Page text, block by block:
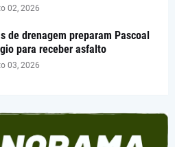
02, 2026
de drenagem preparam Pascoal
para receber asfalto
03, 2026